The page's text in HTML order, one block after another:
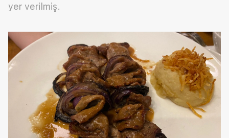
yer verilmiş.